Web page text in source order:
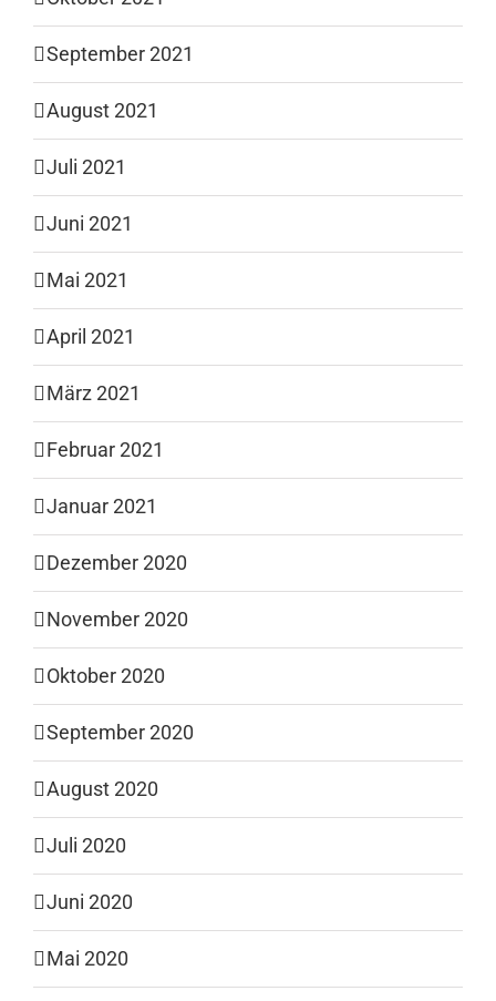
September 2021
August 2021
Juli 2021
Juni 2021
Mai 2021
April 2021
März 2021
Februar 2021
Januar 2021
Dezember 2020
November 2020
Oktober 2020
September 2020
August 2020
Juli 2020
Juni 2020
Mai 2020